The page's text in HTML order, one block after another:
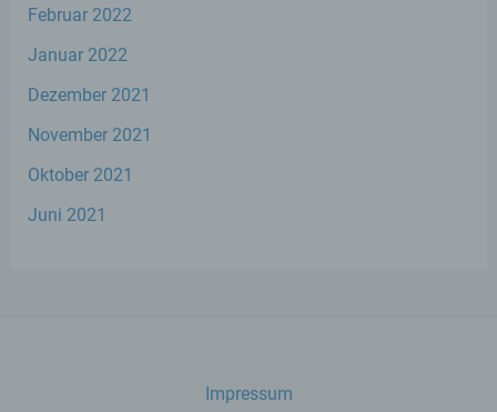
Februar 2022
Januar 2022
Dezember 2021
November 2021
Oktober 2021
Juni 2021
Impressum
personenbezogener Daten mit dem Ziel,
e) Profiling
Verarbeitung personenbezogener Daten,
personenbezogenen Daten verwendet
oder Ortswechsel dieser natürlichen Person